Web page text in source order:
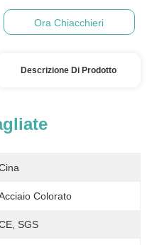
Ora Chiacchieri
Descrizione Di Prodotto
Colorato
SGS